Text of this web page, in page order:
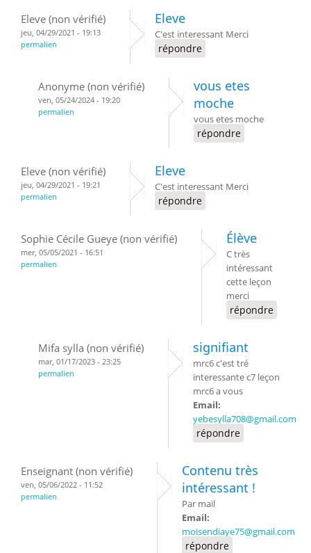
Eleve (non vérifié)
jeu, 04/29/2021 - 19:13
permalien
Eleve
C'est interessant Merci
répondre
Anonyme (non vérifié)
ven, 05/24/2024 - 19:20
permalien
vous etes
moche
vous etes moche
répondre
Eleve (non vérifié)
jeu, 04/29/2021 - 19:21
permalien
Eleve
C'est interessant Merci
répondre
Sophie Cécile Gueye (non vérifié)
mer, 05/05/2021 - 16:51
permalien
Élève
C très
intéressant
cette leçon
merci
répondre
Mifa sylla (non vérifié)
mar, 01/17/2023 - 23:25
permalien
signifiant
mrc6 c'est tré
interessante c7 leçon
mrc6 a vous
Email:
yebesylla708@gmail.com
répondre
Enseignant (non vérifié)
ven, 05/06/2022 - 11:52
permalien
Contenu très
intéressant !
Par mail
Email:
moisendiaye75@gmail.com
répondre